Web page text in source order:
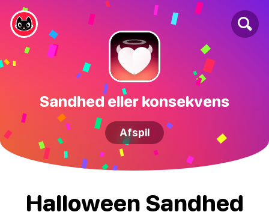
Sandhed eller konsekvens
Afspil
Halloween Sandhed